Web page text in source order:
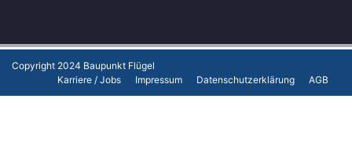
Copyright 2024 Baupunkt Flügel
Karriere / Jobs
Impressum Datenschutzerklärung AGB